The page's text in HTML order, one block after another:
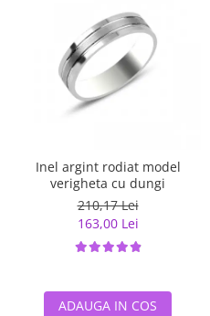
Inel argint rodiat model
verigheta cu dungi
210,17 Lei
163,00 Lei
ADAUGA IN COS